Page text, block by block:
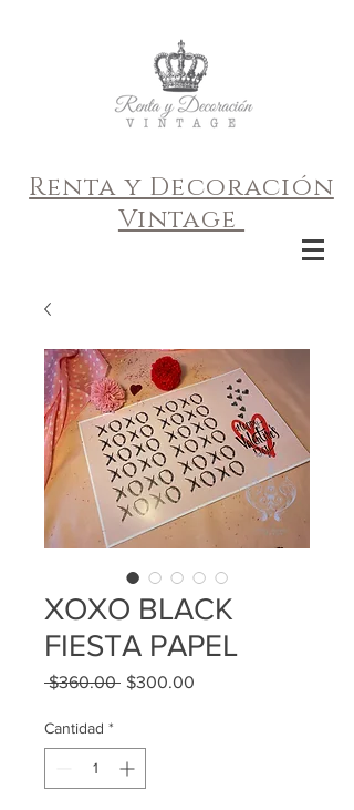
Renta y Decoración
Vintage
XOXO BLACK
FIESTA PAPEL
$360.00 Precio
$300.00
Cantidad *